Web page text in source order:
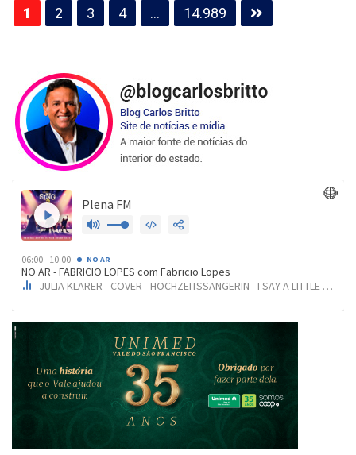
Paginação
de
1 2 3 4 … 14.989